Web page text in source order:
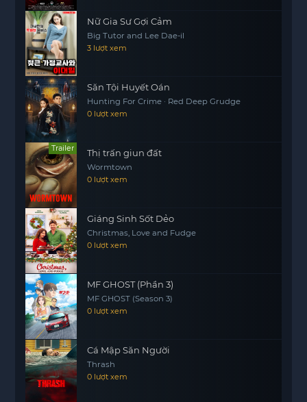
Nữ Gia Sư Gợi Cảm
Big Tutor and Lee Dae-il
3 lượt xem
Săn Tội Huyết Oán
Hunting For Crime · Red Deep Grudge
0 lượt xem
Trailer Thị trấn giun đất
Wormtown
0 lượt xem
Giáng Sinh Sốt Dẻo
Christmas, Love and Fudge
0 lượt xem
MF GHOST (Phần 3)
MF GHOST (Season 3)
0 lượt xem
Cá Mập Săn Người
Thrash
0 lượt xem